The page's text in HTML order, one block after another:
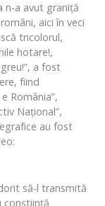
n-a avut graniţă
aici în veci
tricolorul,
hotare!,
a fost
fiind
România”,
Naţional”,
au fost
să-l transmită
conştiinţă